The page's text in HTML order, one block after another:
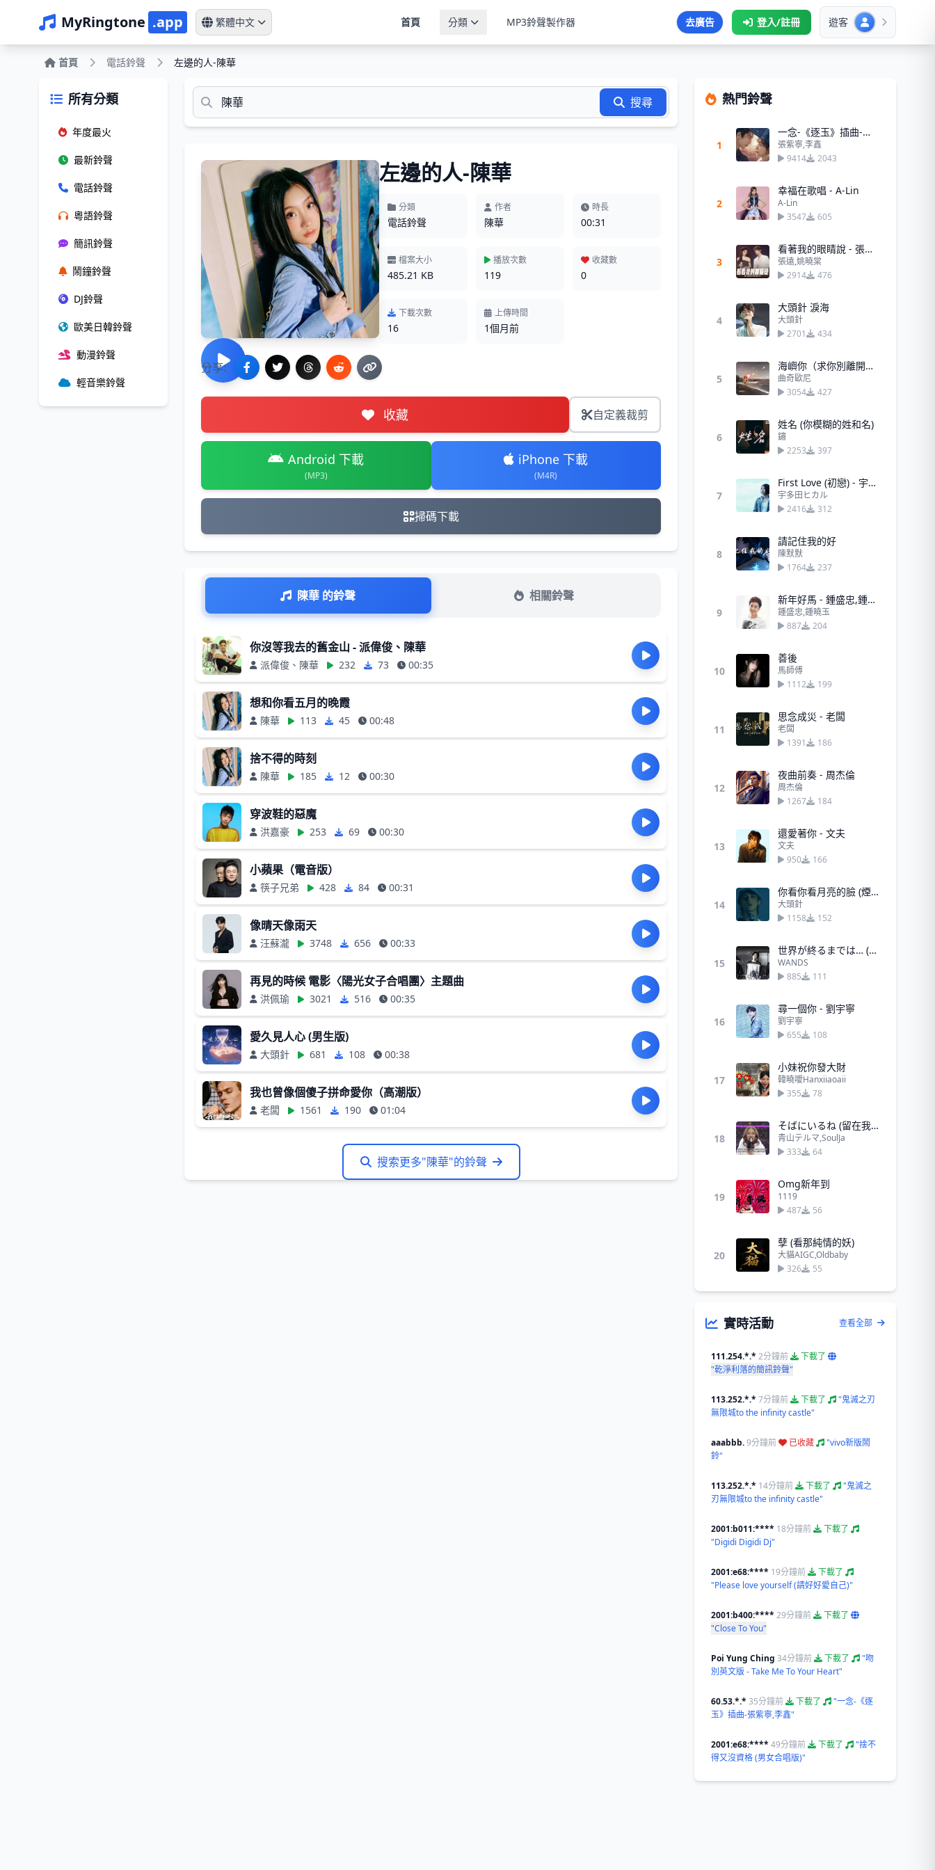
MyRingtone .app 繁體中文 首頁 分類 MP3鈴聲製作器 去廣告 登入/註冊 遊客
首頁 電話鈴聲 左邊的人-陳華
所有分類
年度最火
最新鈴聲
電話鈴聲
粵語鈴聲
簡訊鈴聲
鬧鐘鈴聲
DJ鈴聲
歐美日韓鈴聲
動漫鈴聲
輕音樂鈴聲
搜尋
左邊的人-陳華
分類
電話鈴聲
作者
陳華
時長
00:31
檔案大小
485.21 KB
播放次數
119
收藏數
0
下載次數
16
上傳時間
1個月前
分享:
收藏 自定義裁剪
Android 下載
(MP3)
iPhone 下載
(M4R)
掃碼下載
陳華 的鈴聲 相關鈴聲
你沒等我去的舊金山 - 派偉俊、陳華
派偉俊、陳華 232 73 00:35
想和你看五月的晚霞
陳華 113 45 00:48
捨不得的時刻
陳華 185 12 00:30
穿波鞋的惡魔
洪嘉豪 253 69 00:30
小蘋果（電音版）
筷子兄弟 428 84 00:31
像晴天像雨天
汪蘇瀧 3748 656 00:33
再見的時候 電影〈陽光女子合唱團〉主題曲
洪佩瑜 3021 516 00:35
愛久見人心 (男生版)
大頭針 681 108 00:38
我也曾像個傻子拼命愛你（高潮版）
老闆 1561 190 01:04
搜索更多"陳華"的鈴聲
熱門鈴聲
1
一念-《逐玉》插曲-張紫寧,李鑫
張紫寧,李鑫
9414
2043
2
幸福在歌唱 - A-Lin
A-Lin
3547
605
3
看著我的眼睛說 - 張遠、姚曉棠
張遠,姚曉棠
2914
476
4
大頭針 淚海
大頭針
2701
434
5
海嶼你（求你別離開我）−馬也_Crabbit Cole先生
曲奇歐尼
3054
427
6
姓名 (你模糊的姓和名)
鏽
2253
397
7
First Love (初戀) - 宇多田ヒカル
宇多田ヒカル
2416
312
8
請記住我的好
陳默默
1764
237
9
新年好馬 - 鍾盛忠,鍾曉玉
鍾盛忠,鍾曉玉
887
204
10
善後
馬師傅
1112
199
11
思念成災 - 老闆
老闆
1391
186
12
夜曲前奏 - 周杰倫
周杰倫
1267
184
13
還愛著你 - 文夫
文夫
950
166
14
你看你看月亮的臉 (煙嗓男版)
大頭針
1158
152
15
世界が終るまでは… (直到世界盡頭) - WANDS
WANDS
885
111
16
尋一個你 - 劉宇寧
劉宇寧
655
108
17
小妹祝你發大財
韓曉噯Hanxiiaoaii
355
78
18
そばにいるね (留在我身邊)
青山テルマ,SoulJa
333
64
19
Omg新年到
1119
487
56
20
孽 (看那純情的妖)
大貓AIGC,Oldbaby
326
55
實時活動 查看全部
111.254.*.* 2分鐘前
下載了
"乾淨利落的簡訊鈴聲"
113.252.*.* 7分鐘前 下載了
"鬼滅之刃
無限城to the infinity castle"
aaabbb.9分鐘前 已收藏
"vivo新版鬧
鈴"
113.252.*.* 14分鐘前 下載了
"鬼滅之
刃無限城to the infinity castle"
2001:b011:**** 18分鐘前
下載了
"Digidi Digidi Dj"
2001:e68:**** 19分鐘前
下載了
"Please love yourself (請好好愛自己)"
2001:b400:**** 29分鐘前
下載了
"Close To You"
Poi Yung Ching 34分鐘前 下載了
"吻
別英文版 - Take Me To Your Heart"
60.53.*.* 35分鐘前 下載了
"一念-《逐
玉》插曲-張紫寧,李鑫"
2001:e68:**** 49分鐘前 下載了
"捨不
得又沒資格 (男女合唱版)"